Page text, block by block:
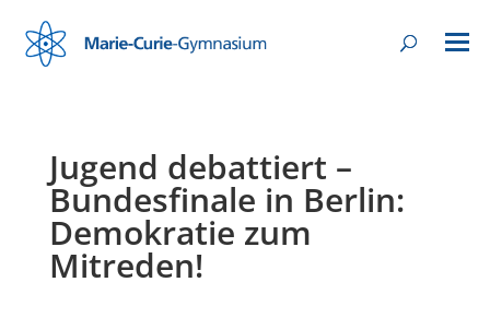
Jugend debattiert –
Bundesfinale in Berlin:
Demokratie zum
Mitreden!